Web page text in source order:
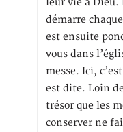
leur vie à Dieu.
démarre
est ensuite
vous dans
messe. Ici,
est dite. Loin
trésor que les
conserver ne